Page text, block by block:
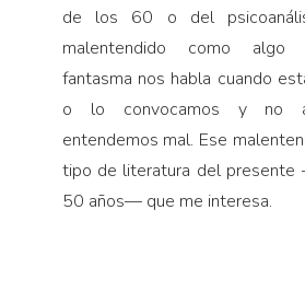
de los 60 o del
malentendido como algo
fantasma nos habla cuando
o lo convocamos y no
entendemos mal. Ese
tipo de literatura del
50 años— que me interesa.